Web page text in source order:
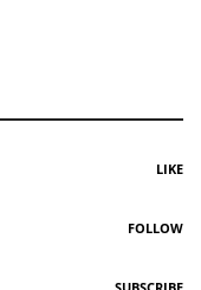
LIKE
FOLLOW